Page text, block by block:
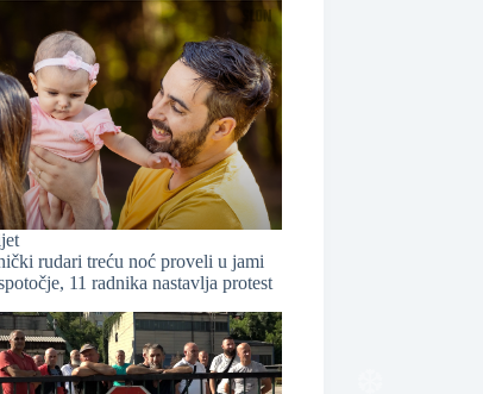
rudari treću noć proveli u jami
11 radnika nastavlja protest